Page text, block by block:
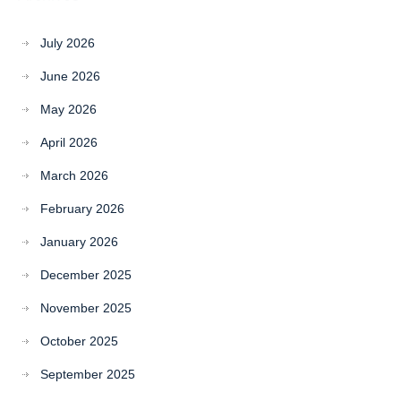
July 2026
June 2026
May 2026
April 2026
March 2026
February 2026
January 2026
December 2025
November 2025
October 2025
September 2025